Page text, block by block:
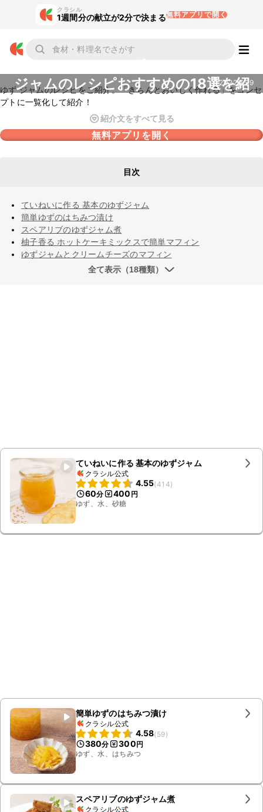
クラシル
1週間分の献立が2分で決まる無料アプリで開く
ジャムのレシピおすすめの18選を紹
2022.7.29
ゆず ジャムのレシピをご紹介。「きちんとおいしく作れる」をコンセ
プトに一覧化して紹介！
紹介文をすべて見る
無料アプリを開く
目次
ていねいに作る 基本のゆずジャム
簡単ゆずのはちみつ漬け
スペアリブのゆずジャム煮
柚子香る ホットケーキミックスで簡単マフィン
ゆずジャムとクリームチーズのマフィン
全て表示（18種類）
ていねいに作る 基本のゆずジャム
クラシル公式
4.55(414)
60分 400 円
ゆず、水、砂糖
簡単ゆずのはちみつ漬け
クラシル公式
4.58(59)
380分 300円
ゆず、水、はちみつ
スペアリブのゆずジャム煮
クラシル公式